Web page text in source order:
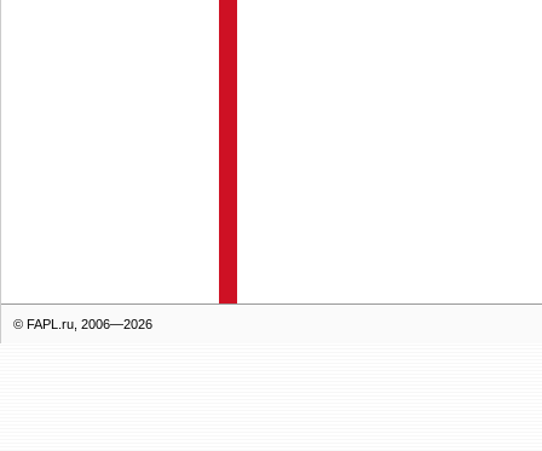
© FAPL.ru, 2006—2026